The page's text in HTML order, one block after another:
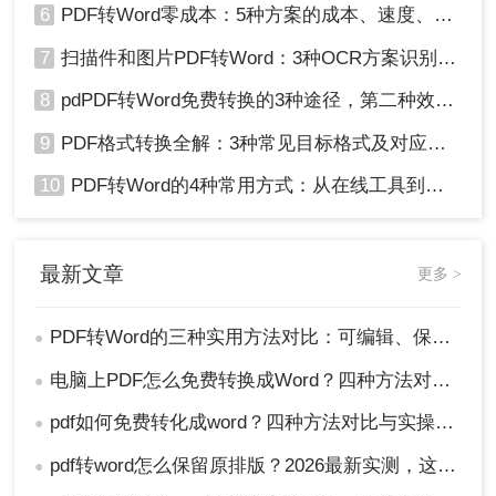
6 PDF转Word零成本：5种方案的成本、速度、精度对比！
7 扫描件和图片PDF转Word：3种OCR方案识别率实测！
8 pdPDF转Word免费转换的3种途径，第二种效率最高！
9 PDF格式转换全解：3种常见目标格式及对应操作方法！
10 PDF转Word的4种常用方式：从在线工具到桌面软件全梳理！
最新文章 更多 >
● PDF转Word的三种实用方法对比：可编辑、保格式、避风险！
● 电脑上PDF怎么免费转换成Word？四种方法对比与实操指南（附详细表格）!
● pdf如何免费转化成word？四种方法对比与实操指南（附详细表格）
● pdf转word怎么保留原排版？2026最新实测，这5种方法从免费到专业全搞定！